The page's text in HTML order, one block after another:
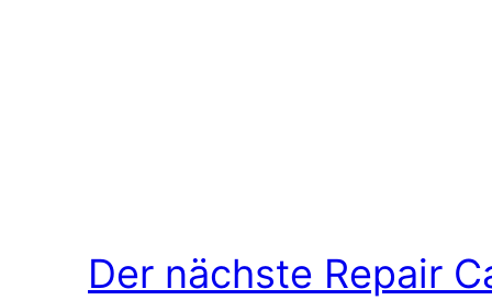
Der nächste Repair